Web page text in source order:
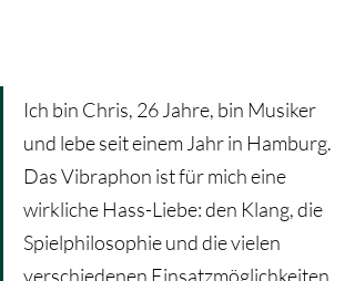
Ich bin Chris, 26 Jahre, bin Musiker
und lebe seit einem Jahr in Hamburg.
Das Vibraphon ist für mich eine
wirkliche Hass-Liebe: den Klang, die
Spielphilosophie und die vielen
verschiedenen Einsatzmöglichkeiten